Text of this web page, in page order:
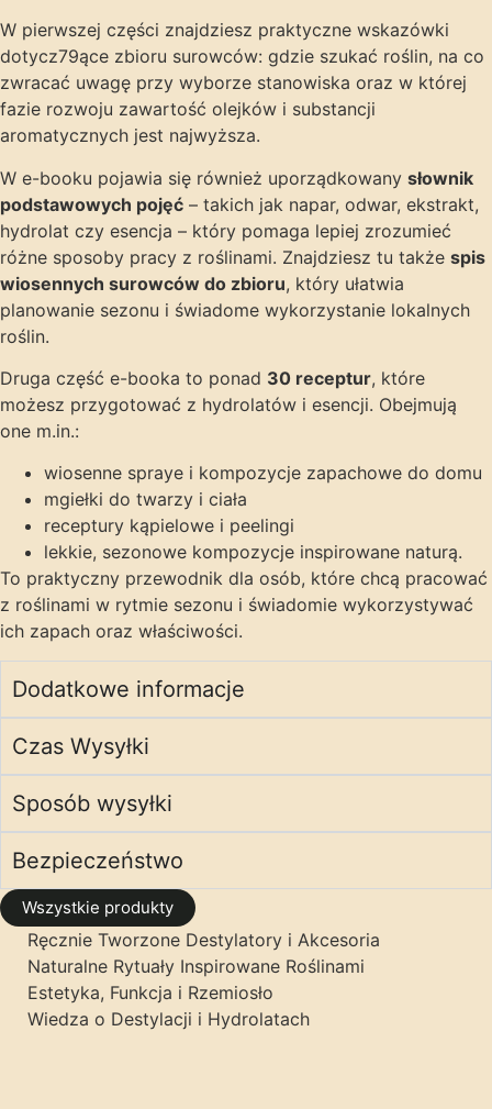
W pierwszej części znajdziesz praktyczne wskazówki
dotycz79ące zbioru surowców: gdzie szukać roślin, na co
zwracać uwagę przy wyborze stanowiska oraz w której
fazie rozwoju zawartość olejków i substancji
aromatycznych jest najwyższa.
W e-booku pojawia się również uporządkowany słownik
podstawowych pojęć – takich jak napar, odwar, ekstrakt,
hydrolat czy esencja – który pomaga lepiej zrozumieć
różne sposoby pracy z roślinami. Znajdziesz tu także spis
wiosennych surowców do zbioru, który ułatwia
planowanie sezonu i świadome wykorzystanie lokalnych
roślin.
Druga część e-booka to ponad 30 receptur, które
możesz przygotować z hydrolatów i esencji. Obejmują
one m.in.:
wiosenne spraye i kompozycje zapachowe do domu
mgiełki do twarzy i ciała
receptury kąpielowe i peelingi
lekkie, sezonowe kompozycje inspirowane naturą.
To praktyczny przewodnik dla osób, które chcą pracować
z roślinami w rytmie sezonu i świadomie wykorzystywać
ich zapach oraz właściwości.
Dodatkowe informacje
Czas Wysyłki
Sposób wysyłki
Bezpieczeństwo
Wszystkie produkty
Ręcznie Tworzone Destylatory i Akcesoria
Naturalne Rytuały Inspirowane Roślinami
Estetyka, Funkcja i Rzemiosło
Wiedza o Destylacji i Hydrolatach